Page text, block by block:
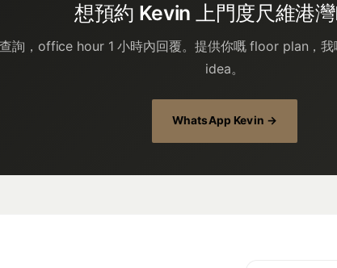
想預約 Kevin 上門度尺維港灣
詢，office hour 1 小時內回覆。提供你嘅 floor plan，
idea。
WhatsApp Kevin →